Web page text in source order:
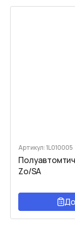
Артикул: 1L010005
Zo/SA